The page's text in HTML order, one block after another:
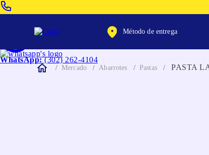
WhatsApp: (302) 262-4104
Método de entrega
Mercado Abarrotes Pastas PASTA